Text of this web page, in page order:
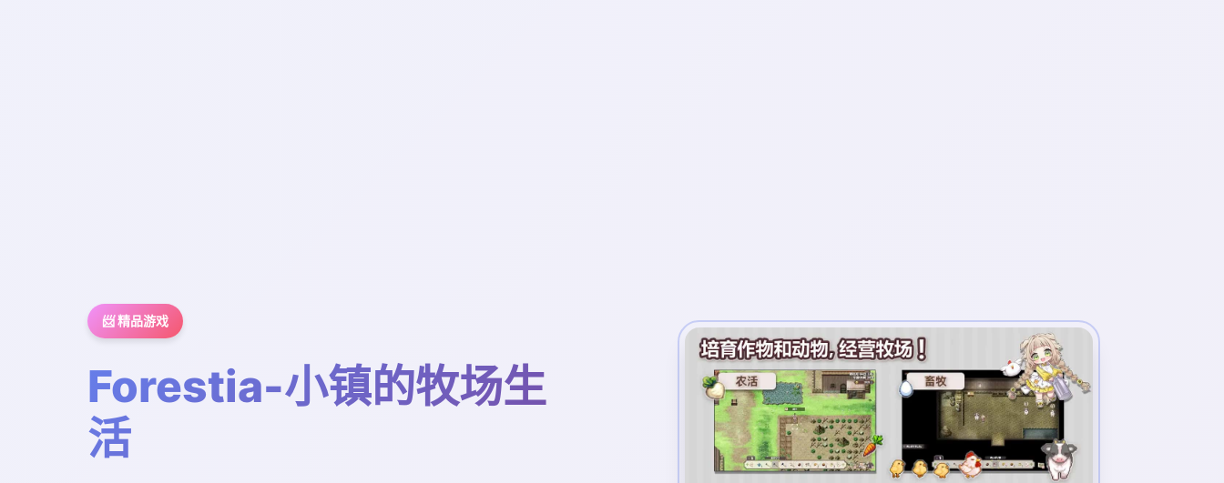
📨 精品游戏
Forestia-小镇的牧场生
活